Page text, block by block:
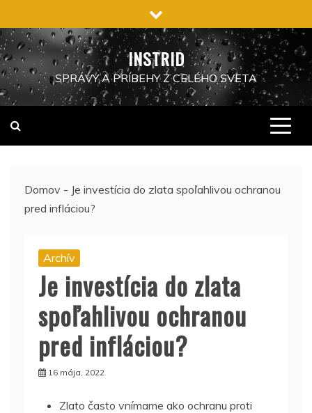
na
obsah
INSTRID
SPRÁVY A PRÍBEHY Z CELÉHO SVETA
Domov - Je investícia do zlata spoľahlivou ochranou
pred infláciou?
Archív
Je investícia do zlata
spoľahlivou ochranou
pred infláciou?
16 mája, 2022
Zlato často vnímame ako ochranu proti